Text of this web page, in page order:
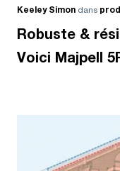
Keeley Simon dans
Robuste &
Voici Majpell